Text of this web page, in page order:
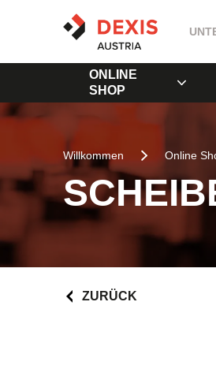
ONLINE
SHOP
Willkommen Online
ZURÜCK